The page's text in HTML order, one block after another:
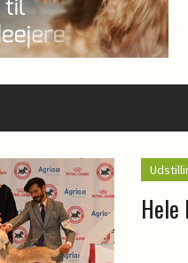
Hele